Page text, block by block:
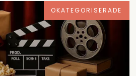
OKATEGORISERADE